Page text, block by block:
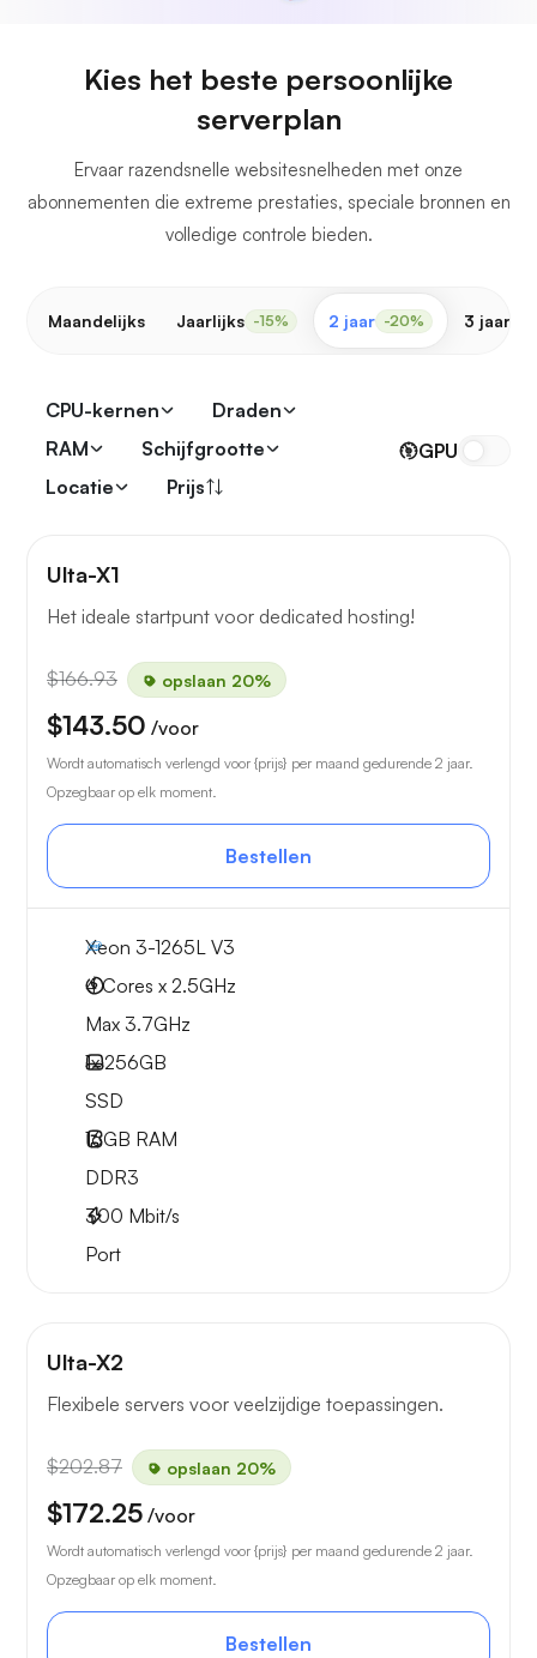
Kies het beste persoonlijke
serverplan
Ervaar razendsnelle websitesnelheden met onze
abonnementen die extreme prestaties, speciale bronnen en
volledige controle bieden.
Maandelijks Jaarlijks -15% 2 jaar -20% 3 jaar
CPU-kernen
Draden
RAM
Schijfgrootte
Locatie
Prijs
GPU
Ulta-X1
Het ideale startpunt voor dedicated hosting!
$166.93 opslaan 20%
$143.50 /voor
Wordt automatisch verlengd voor {prijs} per maand gedurende 2 jaar.
Opzegbaar op elk moment.
Bestellen
Xeon 3-1265L V3
4 Cores x 2.5GHz
Max 3.7GHz
1x256GB
SSD
16GB RAM
DDR3
300 Mbit/s
Port
Ulta-X2
Flexibele servers voor veelzijdige toepassingen.
$202.87 opslaan 20%
$172.25 /voor
Wordt automatisch verlengd voor {prijs} per maand gedurende 2 jaar.
Opzegbaar op elk moment.
Bestellen